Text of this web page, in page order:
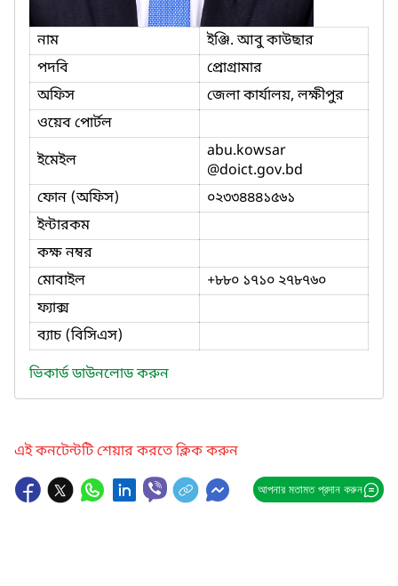
নাম
ইঞ্জি. আবু কাউছার
পদবি
প্রোগ্রামার
অফিস
জেলা কার্যালয়, লক্ষীপুর
ওয়েব পোর্টল
ইমেইল
abu.kowsar
@doict.gov.bd
ফোন (অফিস)
০২৩৩৪৪৪১৫৬১
ইন্টারকম
কক্ষ নম্বর
মোবাইল
+৮৮০ ১৭১০ ২৭৮৭৬০
ফ্যাক্স
ব্যাচ (বিসিএস)
ভিকার্ড ডাউনলোড করুন
এই কনটেন্টটি শেয়ার করতে ক্লিক করুন
আপনার মতামত প্রদান করুন